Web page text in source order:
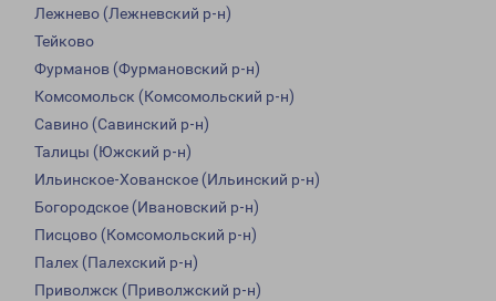
Лежнево (Лежневский р-н)
Тейково
Фурманов (Фурмановский р-н)
Комсомольск (Комсомольский р-н)
Савино (Савинский р-н)
Талицы (Южский р-н)
Ильинское-Хованское (Ильинский р-н)
Богородское (Ивановский р-н)
Писцово (Комсомольский р-н)
Палех (Палехский р-н)
Приволжск (Приволжский р-н)